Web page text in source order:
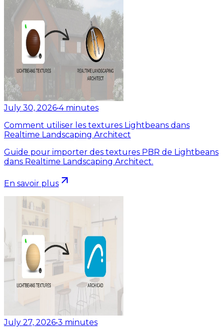
July 30, 2026•4 minutes
Comment utiliser les textures Lightbeans dans
Realtime Landscaping Architect
Guide pour importer des textures PBR de Lightbeans
dans Realtime Landscaping Architect.
En savoir plus
July 27, 2026•3 minutes